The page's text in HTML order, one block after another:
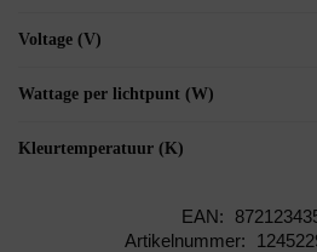
Voltage (V)
Wattage per lichtpunt (W)
Kleurtemperatuur (K)
EAN:
Artikelnummer: